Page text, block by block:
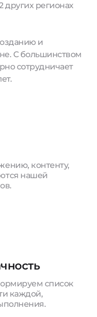
других регионах
и
С большинством
сотрудничает
контенту,
нашей
список
каждой,